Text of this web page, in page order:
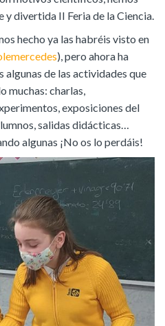
divertida II Feria de la Ciencia.
hecho ya las habréis visto en
), pero ahora ha
de las actividades que
muchas: charlas,
exposiciones del
salidas didácticas…
algunas ¡No os lo perdáis!